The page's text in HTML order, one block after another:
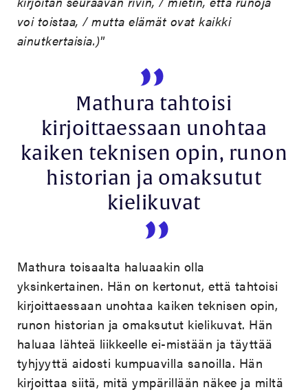
voi toistaa, / mutta elämät ovat kaikki
ainutkertaisia.)”
Mathura tahtoisi
kirjoittaessaan unohtaa
kaiken teknisen opin, runon
historian ja omaksutut
kielikuvat
Mathura toisaalta haluaakin olla
yksinkertainen. Hän on kertonut, että tahtoisi
kirjoittaessaan unohtaa kaiken teknisen opin,
runon historian ja omaksutut kielikuvat. Hän
haluaa lähteä liikkeelle ei-mistään ja täyttää
tyhjyyttä aidosti kumpuavilla sanoilla. Hän
kirjoittaa siitä, mitä ympärillään näkee ja miltä